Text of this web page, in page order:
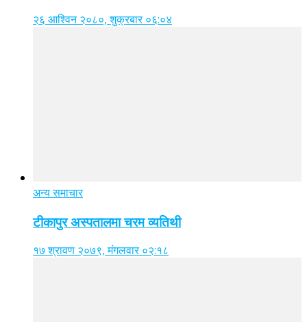
२६ आश्विन २०८०, शुक्रबार ०६:०४
अन्य समाचार
टीकापुर अस्पतालमा चरम व्यतिथी
१७ श्रावण २०७९, मंगलवार ०२:१८